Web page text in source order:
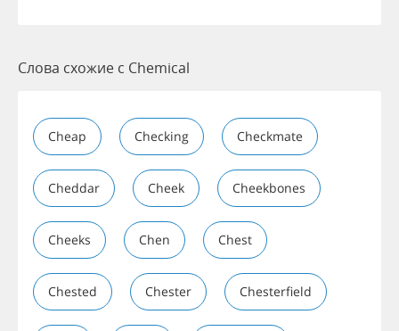
Слова схожие с Chemical
Cheap Checking Checkmate
Cheddar Cheek Cheekbones
Cheeks Chen Chest
Chested Chester Chesterfield